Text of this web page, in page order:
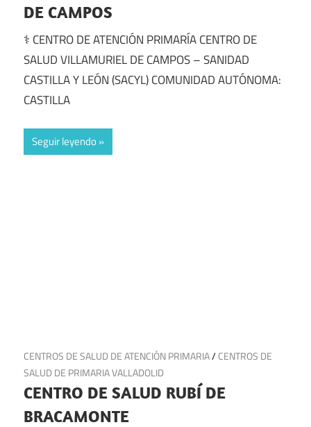
DE CAMPOS
⚕️ CENTRO DE ATENCIÓN PRIMARÍA CENTRO DE
SALUD VILLAMURIEL DE CAMPOS – SANIDAD
CASTILLA Y LEÓN (SACYL) COMUNIDAD AUTÓNOMA:
CASTILLA
Seguir leyendo
13 de julio de 2025
CENTROS DE SALUD DE ATENCIÓN PRIMARIA/CENTROS DE
SALUD DE PRIMARIA VALLADOLID
CENTRO DE SALUD RUBÍ DE
BRACAMONTE